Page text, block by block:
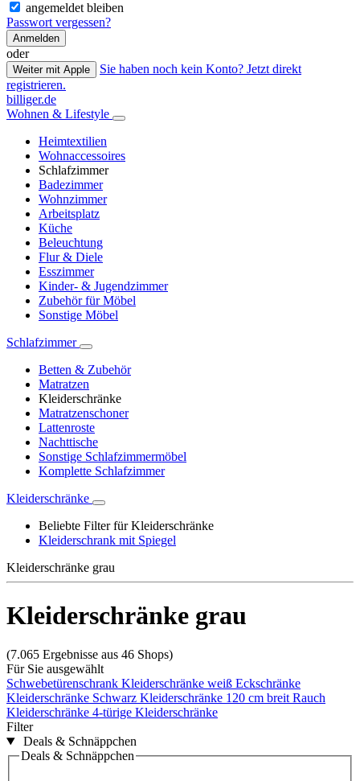
angemeldet bleiben
Passwort vergessen?
Anmelden
oder
Weiter mit Apple
Sie haben noch kein Konto? Jetzt direkt
registrieren.
billiger.de
Wohnen & Lifestyle
Heimtextilien
Wohnaccessoires
Schlafzimmer
Badezimmer
Wohnzimmer
Arbeitsplatz
Küche
Beleuchtung
Flur & Diele
Esszimmer
Kinder- & Jugendzimmer
Zubehör für Möbel
Sonstige Möbel
Schlafzimmer
Betten & Zubehör
Matratzen
Kleiderschränke
Matratzenschoner
Lattenroste
Nachttische
Sonstige Schlafzimmermöbel
Komplette Schlafzimmer
Kleiderschränke
Beliebte Filter für Kleiderschränke
Kleiderschrank mit Spiegel
Kleiderschränke grau
Kleiderschränke grau
(7.065 Ergebnisse aus 46 Shops)
Für Sie ausgewählt
Schwebetürenschrank Kleiderschränke weiß Eckschränke
Kleiderschränke Schwarz Kleiderschränke 120 cm breit Rauch
Kleiderschränke 4-türige Kleiderschränke
Filter
Deals & Schnäppchen
Deals & Schnäppchen